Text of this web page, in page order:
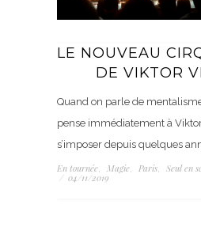
LE NOUVEAU
DE VIKTOR
Quand on parle de
pense immédiatement à
s’imposer depuis quelques
En tournée, Magie, Paris, Seul en
/ 04/11/2019